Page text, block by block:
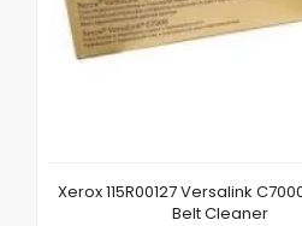
Xerox 115R00127 Versalink
Belt Cleaner